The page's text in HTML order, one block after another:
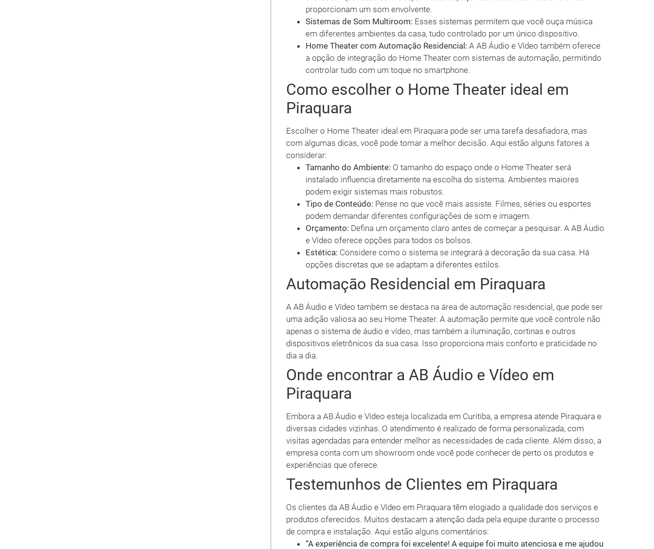
proporcionam um som envolvente.
Sistemas de Som Multiroom: Esses sistemas permitem que você ouça música
em diferentes ambientes da casa, tudo controlado por um único dispositivo.
Home Theater com Automação Residencial: A AB Áudio e Vídeo também oferece
a opção de integração do Home Theater com sistemas de automação, permitindo
controlar tudo com um toque no smartphone.
Como escolher o Home Theater ideal em
Piraquara
Escolher o Home Theater ideal em Piraquara pode ser uma tarefa desafiadora, mas
com algumas dicas, você pode tomar a melhor decisão. Aqui estão alguns fatores a
considerar:
Tamanho do Ambiente: O tamanho do espaço onde o Home Theater será
instalado influencia diretamente na escolha do sistema. Ambientes maiores
podem exigir sistemas mais robustos.
Tipo de Conteúdo: Pense no que você mais assiste. Filmes, séries ou esportes
podem demandar diferentes configurações de som e imagem.
Orçamento: Defina um orçamento claro antes de começar a pesquisar. A AB Áudio
e Vídeo oferece opções para todos os bolsos.
Estética: Considere como o sistema se integrará à decoração da sua casa. Há
opções discretas que se adaptam a diferentes estilos.
Automação Residencial em Piraquara
A AB Áudio e Vídeo também se destaca na área de automação residencial, que pode ser
uma adição valiosa ao seu Home Theater. A automação permite que você controle não
apenas o sistema de áudio e vídeo, mas também a iluminação, cortinas e outros
dispositivos eletrônicos da sua casa. Isso proporciona mais conforto e praticidade no
dia a dia.
Onde encontrar a AB Áudio e Vídeo em
Piraquara
Embora a AB Áudio e Vídeo esteja localizada em Curitiba, a empresa atende Piraquara e
diversas cidades vizinhas. O atendimento é realizado de forma personalizada, com
visitas agendadas para entender melhor as necessidades de cada cliente. Além disso, a
empresa conta com um showroom onde você pode conhecer de perto os produtos e
experiências que oferece.
Testemunhos de Clientes em Piraquara
Os clientes da AB Áudio e Vídeo em Piraquara têm elogiado a qualidade dos serviços e
produtos oferecidos. Muitos destacam a atenção dada pela equipe durante o processo
de compra e instalação. Aqui estão alguns comentários:
“A experiência de compra foi excelente! A equipe foi muito atenciosa e me ajudou